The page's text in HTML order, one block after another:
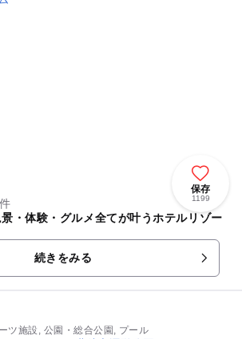
保存
1199
・体験・グルメ全てが叶うホテルリゾー
続きをみる
ツ施設, 公園・総合公園, プール